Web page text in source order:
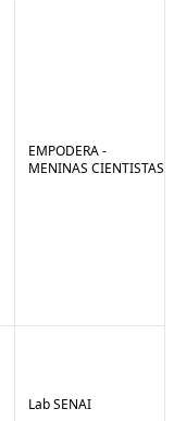
EMPODERA -
MENINAS CIENTISTAS
Lab SENAI